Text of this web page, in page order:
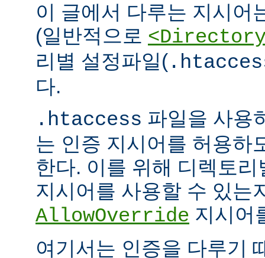
이 글에서 다루는 지시어
(일반적으로
리별 설정파일(
다.
.htaccess 파일을 사용
는 인증 지시어를 허용하
한다. 이를 위해 디렉토
지시어를 사용할 수 있는
AllowOverride 지시어
여기서는 인증을 다루기